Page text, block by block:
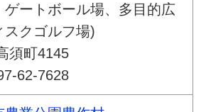
ゲートボール場、多目的広
スクゴルフ場)
須町4145
62-7628